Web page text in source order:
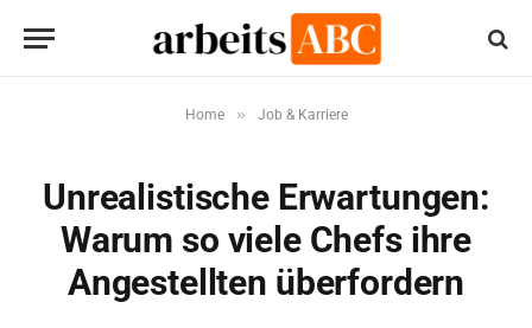
Home » Job & Karriere
Unrealistische Erwartungen:
Warum so viele Chefs ihre
Angestellten überfordern